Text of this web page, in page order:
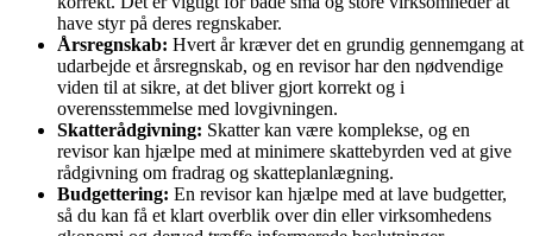
have styr på deres regnskaber.
Årsregnskab: Hvert år kræver det en grundig gennemgang at
udarbejde et årsregnskab, og en revisor har den nødvendige
viden til at sikre, at det bliver gjort korrekt og i
overensstemmelse med lovgivningen.
Skatterådgivning: Skatter kan være komplekse, og en
revisor kan hjælpe med at minimere skattebyrden ved at give
rådgivning om fradrag og skatteplanlægning.
Budgettering: En revisor kan hjælpe med at lave budgetter,
så du kan få et klart overblik over din eller virksomhedens